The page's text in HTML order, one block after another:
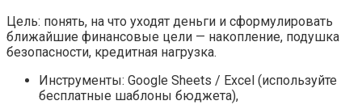
Цель: понять, на что уходят деньги и сформулировать
ближайшие финансовые цели — накопление, подушка
безопасности, кредитная нагрузка.
Инструменты: Google Sheets / Excel (используйте
бесплатные шаблоны бюджета),